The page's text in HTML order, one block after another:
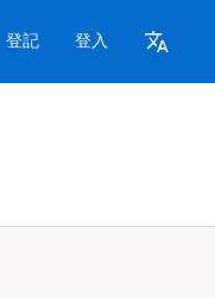
登記 登入